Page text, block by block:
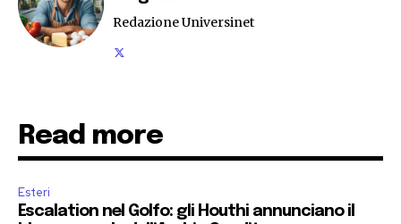
Redazione Universinet
Read more
Esteri
Escalation nel Golfo: gli Houthi annunciano il